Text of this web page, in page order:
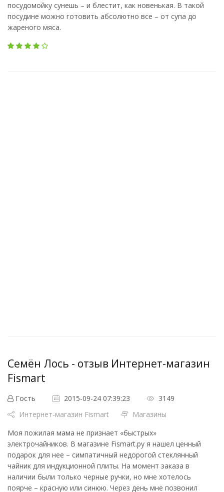
посудомойку сунешь – и блестит, как новенькая. В такой
посудине можно готовить абсолютно все – от супа до
жареного мяса.
Семён Лось - отзыв Интернет-магазин
Fismart
Гость 2015-09-24 07:39:23
3149
Интернет-магазин Fismart
Магазины
Моя пожилая мама не признает «быстрых»
электрочайников. В магазине Fismart.ру я нашел ценный
подарок для нее – симпатичный недорогой стеклянный
чайник для индукционной плиты. На момент заказа в
наличии были только черные ручки, но мне хотелось
поярче – красную или синюю. Через день мне позвонил